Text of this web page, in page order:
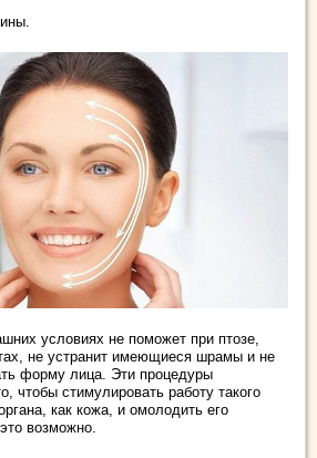
условиях не поможет при птозе,
не устранит имеющиеся шрамы и не
форму лица. Эти процедуры
чтобы стимулировать работу такого
как кожа, и омолодить его
возможно.